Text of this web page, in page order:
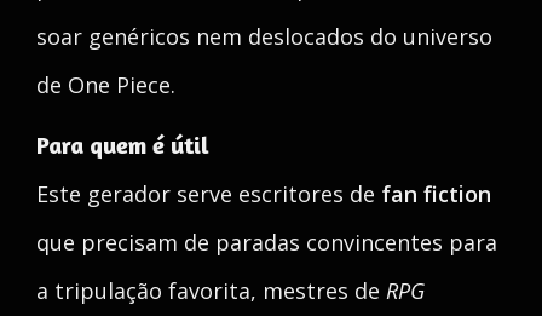
soar genéricos nem deslocados do universo
de One Piece.
Para quem é útil
Este gerador serve escritores de fan fiction
que precisam de paradas convincentes para
a tripulação favorita, mestres de RPG